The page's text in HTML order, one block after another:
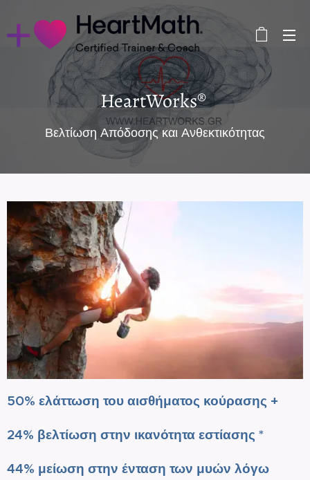
HeartWorks®
Βελτίωση Απόδοσης και Ανθεκτικότητας
50% ελάττωση του αισθήματος κούρασης +
24% βελτίωση στην ικανότητα εστίασης *
44% μείωση στην ένταση των μυών λόγω